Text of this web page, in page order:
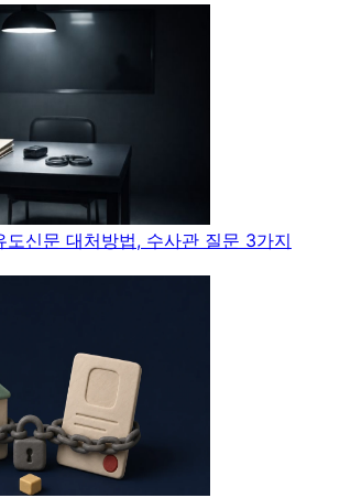
도신문 대처방법, 수사관 질문 3가지